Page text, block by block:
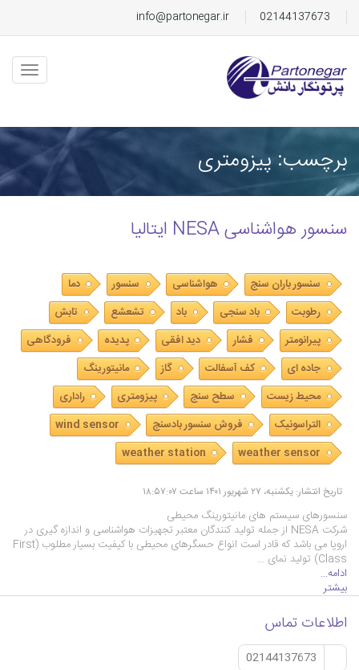
02144137673
info@partonegar.ir
برچسب: پیزومتری
سنسور هواشناسی NESA ایتالیا
سنسور باران سنج هواشناسی سنسور
دما
رطوبت
باد سنجی باد تشعشع
تابش
پیرانومتر
فشار دید افقی پدیده
فرودگاهی
جاده ای
کف آسفالت گاز
مانیتورینگ
محیط زیست
سطح سنج پیزومتری
راداری
التراسونیک
فروش سنسور بادسنج
wind sensor
weather sensor
weather station
تاریخ انتشار: یکشنبه، ۲۷ شهریور ۱۴۰۱ ساعت ۱۸:۵۷:۰۷
سنسورهای سیستم های مانیتورینگ محیطی
شرکت NESA از جمله تولید کنندگان معتبر تجهیزات هواشناسی و اندازه گیری در
اروپا می باشد که قادر است انواع حسگرهای محیطی با کیفیت بسیار مطلوب (First
Class) تولید نمای …
ادامه...
بیشتر
اطلاعات تماس
02144137673